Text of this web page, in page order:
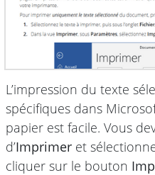
L’impression du texte
spécifiques dans
papier est facile. Vous
d’Imprimer et
cliquer sur le bouton